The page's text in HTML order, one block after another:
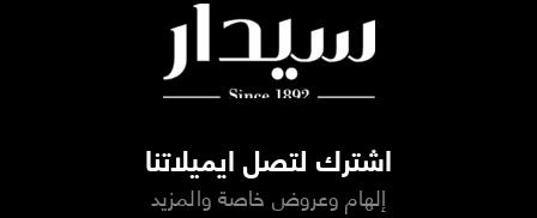
اشترك لتصل ايميلاتنا
إلهام وعروض خاصة والمزيد